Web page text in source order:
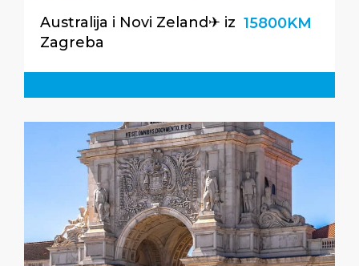
Australija i Novi Zeland✈ iz
Zagreba
15800KM